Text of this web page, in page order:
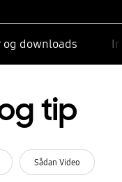
og downloads
tip
Sådan Video